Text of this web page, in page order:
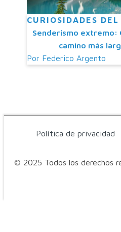
CURIOSIDADES
Senderismo extremo:
camino más
Por Federico Argento
© 2025 Todos los derechos
Política de privacidad